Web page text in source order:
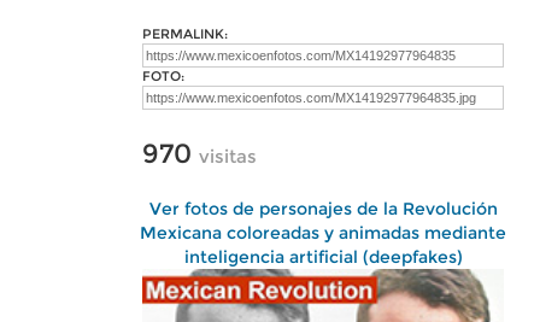
PERMALINK:
FOTO:
970 visitas
Ver fotos de personajes de la Revolución
Mexicana coloreadas y animadas mediante
inteligencia artificial (deepfakes)